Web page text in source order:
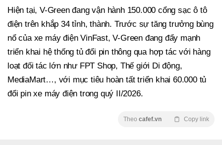
Hiện tại, V-Green đang vận hành 150.000 cổng sạc ô tô
điện trên khắp 34 tỉnh, thành. Trước sự tăng trưởng bùng
nổ của xe máy điện VinFast, V-Green đang đẩy mạnh
triển khai hệ thống tủ đổi pin thông qua hợp tác với hàng
loạt đối tác lớn như FPT Shop, Thế giới Di động,
MediaMart…, với mục tiêu hoàn tất triển khai 60.000 tủ
đổi pin xe máy điện trong quý II/2026.
Theo cafef.vn Copy link